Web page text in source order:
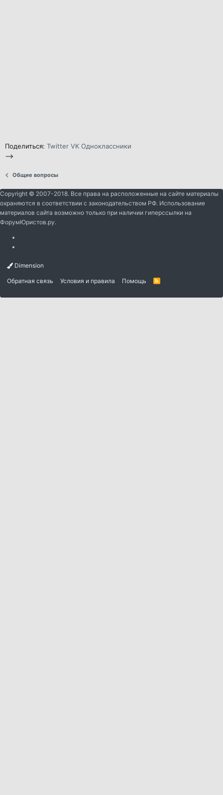
Поделиться: Twitter VK Одноклассники
-->
Общие вопросы
Copyright © 2007-2018. Все права на расположенные на сайте материалы
охраняются в соответствии с законодательством РФ. Использование
материалов сайта возможно только при наличии гиперссылки на
ФорумЮристов.ру.
Dimension
Обратная связь Условия и правила Помощь